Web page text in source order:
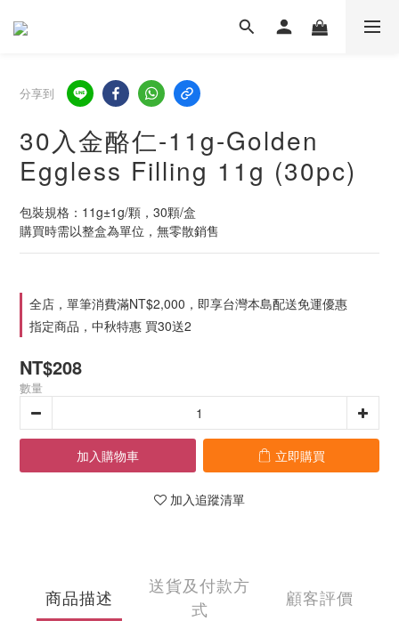
分享到
30入金酪仁-11g-Golden
Eggless Filling 11g (30pc)
包裝規格：11g±1g/顆，30顆/盒
購買時需以整盒為單位，無零散銷售
全店，單筆消費滿NT$2,000，即享台灣本島配送免運優惠
指定商品，中秋特惠 買30送2
NT$208
數量
加入購物車 立即購買
加入追蹤清單
商品描述
送貨及付款方
式
顧客評價